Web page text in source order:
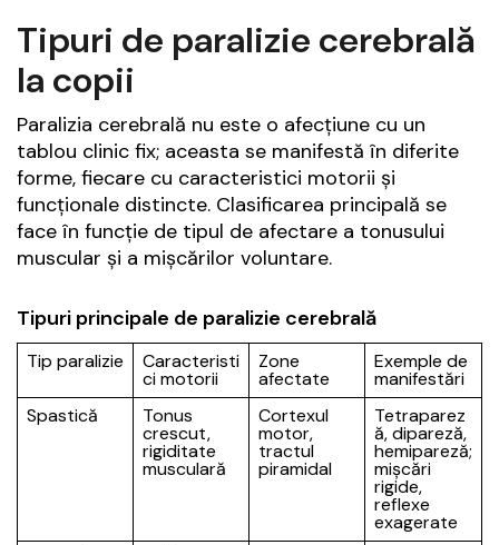
Tipuri de paralizie cerebrală
la copii
Paralizia cerebrală nu este o afecțiune cu un
tablou clinic fix; aceasta se manifestă în diferite
forme, fiecare cu caracteristici motorii și
funcționale distincte. Clasificarea principală se
face în funcție de tipul de afectare a tonusului
muscular și a mișcărilor voluntare.
Tipuri principale de paralizie cerebrală
Tip paralizie Caracteristi
ci motorii
Zone
afectate
Exemple de
manifestări
Spastică
Tonus
crescut,
rigiditate
musculară
Cortexul
motor,
tractul
piramidal
Tetraparez
ă, dipareză,
hemipareză;
mișcări
rigide,
reflexe
exagerate